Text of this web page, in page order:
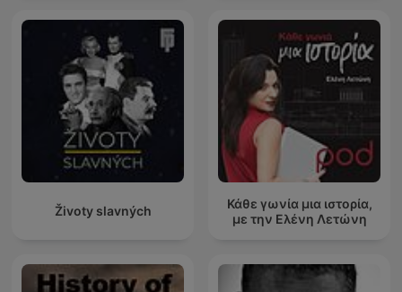
Životy slavných
Κάθε γωνία μια ιστορία,
με την Ελένη Λετώνη